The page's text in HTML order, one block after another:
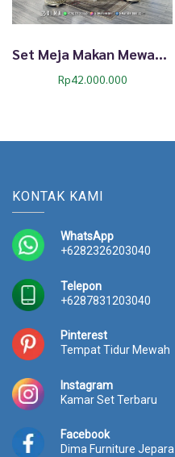
Set Meja Makan Mewah Dima Royal Silver Elegan 73TTJ
Rp42.000.000
KONTAK KAMI
WhatsApp
+6282326203040
Telepon
+6287831203040
Pinterest
Tempat Tidur Mewah
Instagram
Kamar Set Terbaru
Facebook
Dima Furniture Jepara